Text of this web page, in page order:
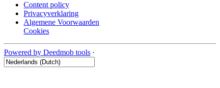
Content policy
Privacyverklaring
Algemene Voorwaarden
Cookies
Powered by Deedmob tools ·